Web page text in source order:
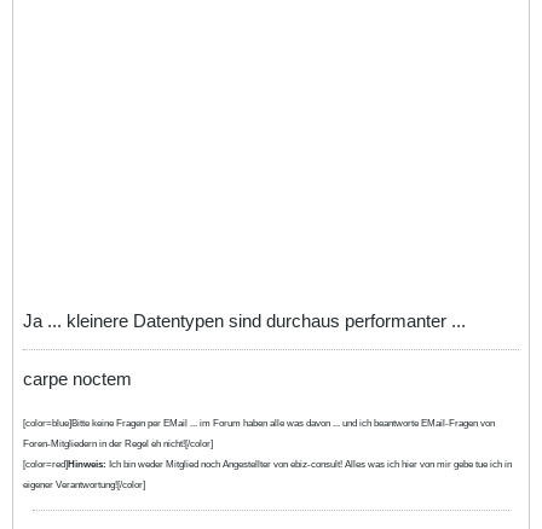
Ja ... kleinere Datentypen sind durchaus performanter ...
carpe noctem
[color=blue]Bitte keine Fragen per EMail ... im Forum haben alle was davon ... und ich beantworte EMail-Fragen von
Foren-Mitgliedern in der Regel eh nicht![/color]
[color=red]Hinweis: Ich bin weder Mitglied noch Angestellter von ebiz-consult! Alles was ich hier von mir gebe tue ich in
eigener Verantwortung![/color]